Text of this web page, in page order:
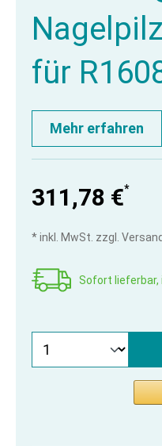
für
Mehr erfahren
311,78 €*
* inkl. MwSt. zzgl.
Sofort lieferbar,